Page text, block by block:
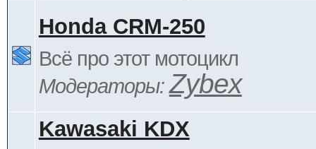
Honda CRM-250
Всё про этот мотоцикл
Модераторы:Zybex
Kawasaki KDX